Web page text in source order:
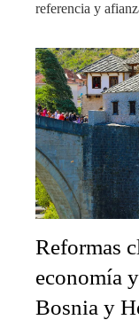
referencia y
Reformas
economía
Bosnia y